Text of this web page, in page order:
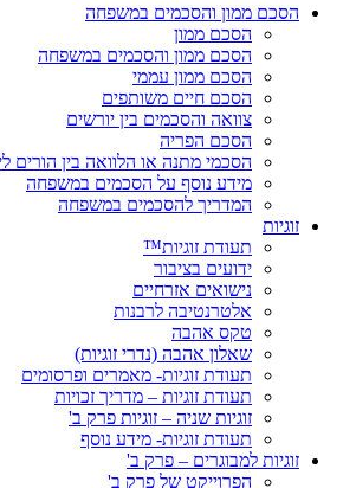
הסכם ממון והסכמים במשפחה
הסכם ממון
הסכם ממון והסכמים במשפחה
הסכם ממון עממי
הסכם חיים משותפים
צוואה והסכמים בין יורשים
הסכם הפריה
הסכמי מתנה או הלוואה בין הורים
מידע נוסף על הסכמים במשפחה
המדריך להסכמים במשפחה
זוגיות
תעודת זוגיות™
ידועים בציבור
נישואים אזרחיים
אלטרנטיבה לרבנות
טקס אהבה
שאלון אהבה (נדרי זוגיות)
תעודת זוגיות- מאמרים ופרסומים
תעודת זוגיות – מדריך זכויות
זוגיות שניה – זוגיות פרק ב'
תעודת זוגיות- מידע נוסף
זוגיות למבוגרים – פרק ב'
הפרוייקט של פרק ב'